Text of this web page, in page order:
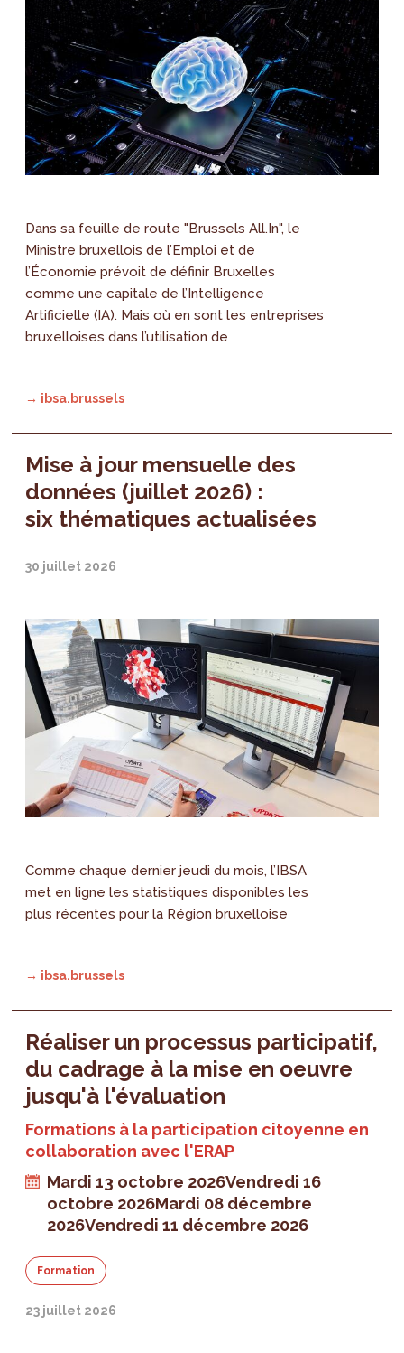
Dans sa feuille de route "Brussels All.In", le
Ministre bruxellois de l’Emploi et de
l’Économie prévoit de définir Bruxelles
comme une capitale de l’Intelligence
Artificielle (IA). Mais où en sont les entreprises
bruxelloises dans l’utilisation de
→ ibsa.brussels
Mise à jour mensuelle des
données (juillet 2026) :
six thématiques actualisées
30 juillet 2026
Comme chaque dernier jeudi du mois, l’IBSA
met en ligne les statistiques disponibles les
plus récentes pour la Région bruxelloise
→ ibsa.brussels
Réaliser un processus participatif,
du cadrage à la mise en oeuvre
jusqu'à l'évaluation
Formations à la participation citoyenne en
collaboration avec l'ERAP
Mardi 13 octobre 2026Vendredi 16
octobre 2026Mardi 08 décembre
2026Vendredi 11 décembre 2026
Formation
23 juillet 2026